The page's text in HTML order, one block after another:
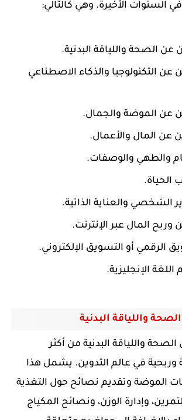
السنوات الأخيرة. وهي كالتالي:
عن الصحة واللياقة البدنية.
عن التكنولوجيا والذكاء الاصطناعي
عن الموضة والجمال.
عن المال والأعمال.
والطهي والوصفات.
الحياة.
الشخصي والعناية الذاتية.
وربح المال عبر الإنترنت.
الرقمي أو التسويق الإلكتروني.
الإنجليزية.
الصحة واللياقة البدنية من أكثر
وربحية في عالم التدوين. يشمل هذا
الموضة وتقديم نصائح حول التغذية
وإدارة الوزن، ونصائح المكياج